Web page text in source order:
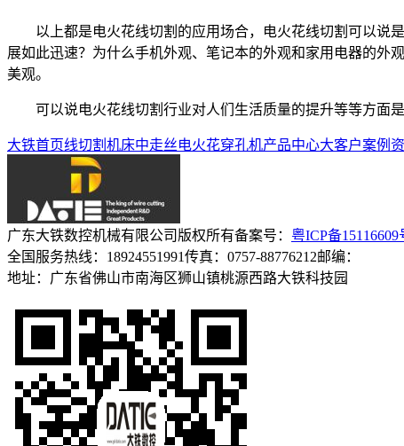
以上都是电火花线切割的应用场合，电火花线切割可以说
展如此迅速？为什么手机外观、笔记本的外观和家用电器的外
美观。
可以说电火花线切割行业对人们生活质量的提升等等方面
大铁首页线切割机床中走丝电火花穿孔机产品中心大客户案例
广东大铁数控机械有限公司 版权所有备案号： 粤ICP备15116609
全国服务热线：18924551991传真：0757-88776212邮编：
地址：广东省佛山市南海区狮山镇桃源西路大铁科技园